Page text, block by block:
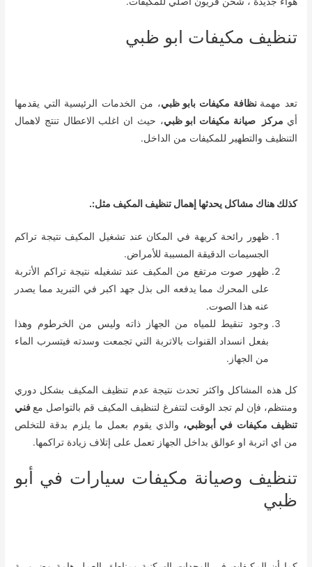
تنظيف مكيفات ابو ظبي
تعد مهمة نظافة مكيفات بابو ظبي، من الخدمات الرئيسية التي يقدمها
أي مركز صيانة مكيفات ابو ظبي، حيث ان اغلب الاعطال تنتج لاهمال
التنظيف والتطهير للمكيفات من الداخل.
كذلك هناك مشاكل يحدثها إهمال تنظيف المكيف مثل:.
ظهور رائحة كريهة في المكان عند تشغيل المكيف نتيجة تراكم
الجسيمات الدقيقة المسببة للأمراض.
ظهور صوت مرتفع من المكيف عند تشغيله نتيجة تراكم الأتربة
على المحرك مما يدفعه الى بذل جهد اكبر في التبريد مما يصدر
عنه هذا الصوت.
وجود تنقيط للمياه من الجهاز ذاته وليس من الخرطوم وهذا
بفعل انسداد القنوات بالاتربة التي تجمعت وسدته فيتسرب الماء
من الجهاز.
كل هذه المشاكل واكثر تحدث نتيجة عدم تنظيف المكيف بشكل دوري
ومنتظم، فإن لم تجد الوقت لتتفرغ لتنظيف المكيف قم بالتواصل معفني
تنظيف مكيفات في أبوظبي، والذي يقوم بعمل ما يلزم بدقة للتخلص
من اي اتربة او عوالق بداخل الجهاز تعمل على إتلاف زيادة تراكمها.
تنظيف وصيانة مكيفات سيارات في أبو
ظبي